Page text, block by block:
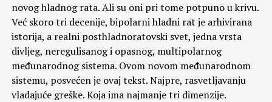
novog hladnog rata. Ali su oni pri tome potpuno u krivu.
Već skoro tri decenije, bipolarni hladni rat je arhivirana
istorija, a realni posthladnoratovski svet, jedna vrsta
divljeg, neregulisanog i opasnog, multipolarnog
međunarodnog sistema. Ovom novom međunarodnom
sistemu, posvećen je ovaj tekst. Najpre, rasvetljavanju
vladajuće greške. Koja ima najmanje tri dimenzije.